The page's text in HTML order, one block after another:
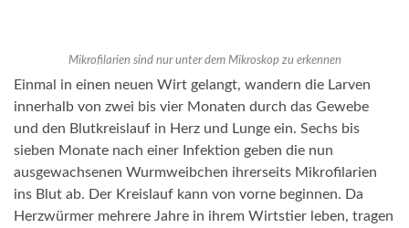
Mikrofilarien sind nur unter dem Mikroskop zu erkennen
Einmal in einen neuen Wirt gelangt, wandern die Larven
innerhalb von zwei bis vier Monaten durch das Gewebe
und den Blutkreislauf in Herz und Lunge ein. Sechs bis
sieben Monate nach einer Infektion geben die nun
ausgewachsenen Wurmweibchen ihrerseits Mikrofilarien
ins Blut ab. Der Kreislauf kann von vorne beginnen. Da
Herzwürmer mehrere Jahre in ihrem Wirtstier leben, tragen